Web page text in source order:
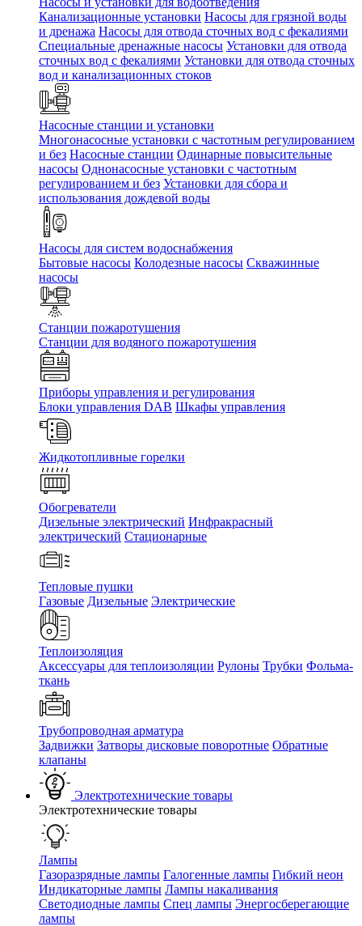
Канализационные установки Насосы для грязной воды
и дренажа Насосы для отвода сточных вод c фекалиями
Специальные дренажные насосы Установки для отвода
сточных вод c фекалиями Установки для отвода сточных
вод и канализационных стоков
Насосные станции и установки
Многонасосные установки с частотным регулированием
и без Насосные станции Одинарные повысительные
насосы Однонасосные установки с частотным
регулированием и без Установки для сбора и
использования дождевой воды
Насосы для систем водоснабжения
Бытовые насосы Колодезные насосы Скважинные
насосы
Станции пожаротушения
Станции для водяного пожаротушения
Приборы управления и регулирования
Блоки управления DAB Шкафы управления
Жидкотопливные горелки
Обогреватели
Дизельные электрический Инфракрасный
электрический Стационарные
Тепловые пушки
Газовые Дизельные Электрические
Теплоизоляция
Аксессуары для теплоизоляции Рулоны Трубки Фольма-
ткань
Трубопроводная арматура
Задвижки Затворы дисковые поворотные Обратные
клапаны
Электротехнические товары
Электротехнические товары
Лампы
Газоразрядные лампы Галогенные лампы Гибкий неон
Индикаторные лампы Лампы накаливания
Светодиодные лампы Спец лампы Энергосберегающие
лампы